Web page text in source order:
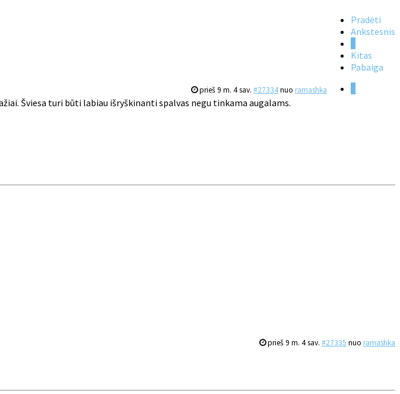
Pradėti
Ankstesnis
Kitas
Pabaiga
prieš 9 m. 4 sav. #27334nuo ramashka
Šviesa turi būti labiau išryškinanti spalvas negu tinkama augalams.
prieš 9 m. 4 sav. #27335 nuo ramashka